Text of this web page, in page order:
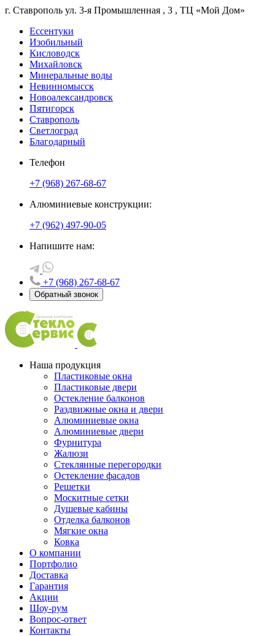
г. Ставрополь ул. 3-я Промышленная , 3 , ТЦ «Мой Дом»
Ессентуки
Изобильный
Кисловодск
Михайловск
Минеральные воды
Невинномысск
Новоалександровск
Пятигорск
Ставрополь
Светлоград
Благодарный
Телефон
+7 (968) 267-68-67
Алюминиевые конструкции:
+7 (962) 497-90-05
Напишите нам:
+7 (968) 267-68-67
Обратный звонок
Наша продукция
Пластиковые окна
Пластиковые двери
Остекление балконов
Раздвижные окна и двери
Алюминиевые окна
Алюминиевые двери
Фурнитура
Жалюзи
Стеклянные перегородки
Остекление фасадов
Решетки
Москитные сетки
Душевые кабины
Отделка балконов
Мягкие окна
Ковка
О компании
Портфолио
Доставка
Гарантия
Акции
Шоу-рум
Вопрос-ответ
Контакты